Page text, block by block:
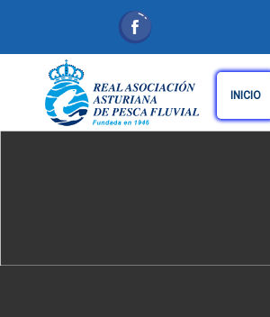
INICIO